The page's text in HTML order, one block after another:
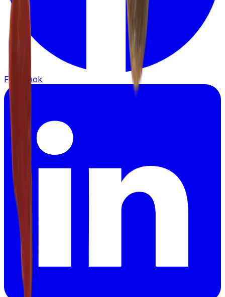
Facebook